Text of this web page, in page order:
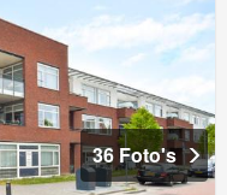
36 Foto's